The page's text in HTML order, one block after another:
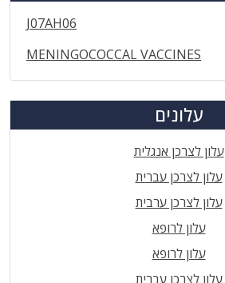
J07AH06
MENINGOCOCCAL VACCINES
עלונים
עלון לצרכן אנגלית
עלון לצרכן עברית
עלון לצרכן ערבית
עלון לרופא
עלון לרופא
עלון לצרכן עברית